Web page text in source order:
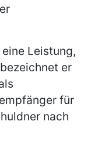
Leistung,
er
für
nach